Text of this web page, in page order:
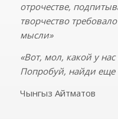
отрочестве,
творчество
мысли»
«Вот, мол, какой у
Попробуй, найди еще
Чынгыз Айтматов